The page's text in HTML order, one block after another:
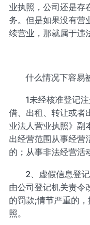
业执照，公司还是存
务。但是如果没有营
续营业，那就属于违
什么情况下容易
1未经核准登记
借、出租、转让或者
业法人营业执照》副
出经营范围从事经营
的；从事非法经营活
2、虚假信息登
由公司登记机关责令
的罚款;情节严重的
照。